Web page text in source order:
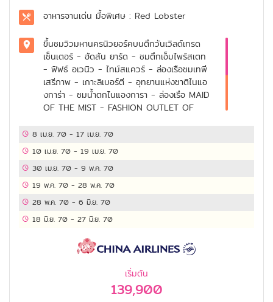
อาหารจานเด่น มื้อพิเศษ : Red Lobster
ขึ้นชมวิวมหานครนิวยอร์คบนตึกวันเวิลด์เทรด
เซ็นเตอร์ - ฮัดสัน ยาร์ด - ชมตึกเอ็มไพร์สเตท
- ฟิฟธ์ อเวนิว - ไทม์สแควร์ - ล่องเรือชมเทพี
เสรีภาพ - เกาะลิเบอร์ตี - อุทยานแห่งชาติไนแอ
งการ่า - ชมน้ำตกไนแองการา - ล่องเรือ MAID
OF THE MIST - FASHION OUTLET OF
World - ทำเนียบขาว - อนุสรณ์สถานอับราฮัม
ลินคอล์น - สถาบันสมิธโซเนียน -
PHILADELPHIA PREMIUM OUTLETS - ชม
เมือง
8 เม.ย. 70 - 17 เม.ย. 70
10 เม.ย. 70 - 19 เม.ย. 70
30 เม.ย. 70 - 9 พ.ค. 70
19 พ.ค. 70 - 28 พ.ค. 70
28 พ.ค. 70 - 6 มิ.ย. 70
18 มิ.ย. 70 - 27 มิ.ย. 70
เริ่มต้น
139,900